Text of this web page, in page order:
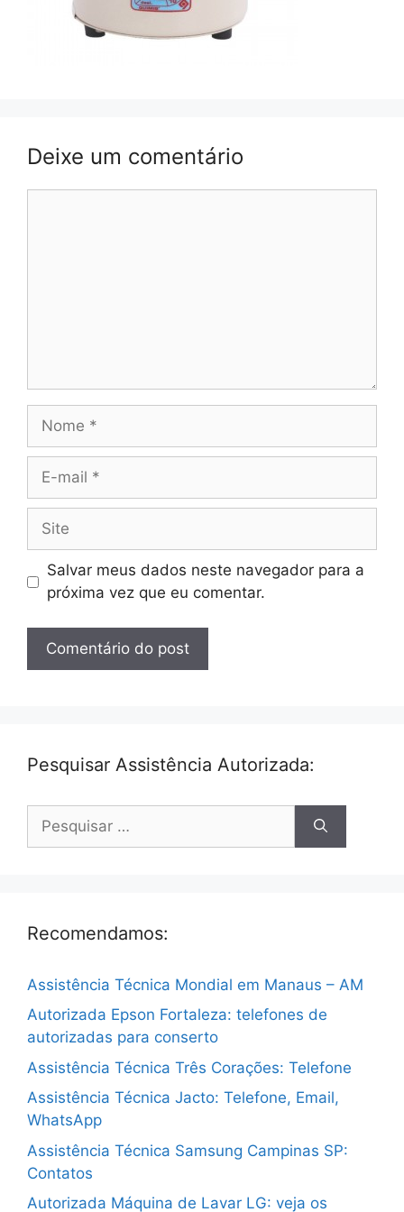
Deixe um comentário
Nome
Site
Salvar meus dados neste navegador para a
próxima vez que eu comentar.
Pesquisar Assistência Autorizada:
por:
Recomendamos:
Assistência Técnica Mondial em Manaus – AM
Autorizada Epson Fortaleza: telefones de
autorizadas para conserto
Assistência Técnica Três Corações: Telefone
Assistência Técnica Jacto: Telefone, Email,
WhatsApp
Assistência Técnica Samsung Campinas SP:
Contatos
Autorizada Máquina de Lavar LG: veja os